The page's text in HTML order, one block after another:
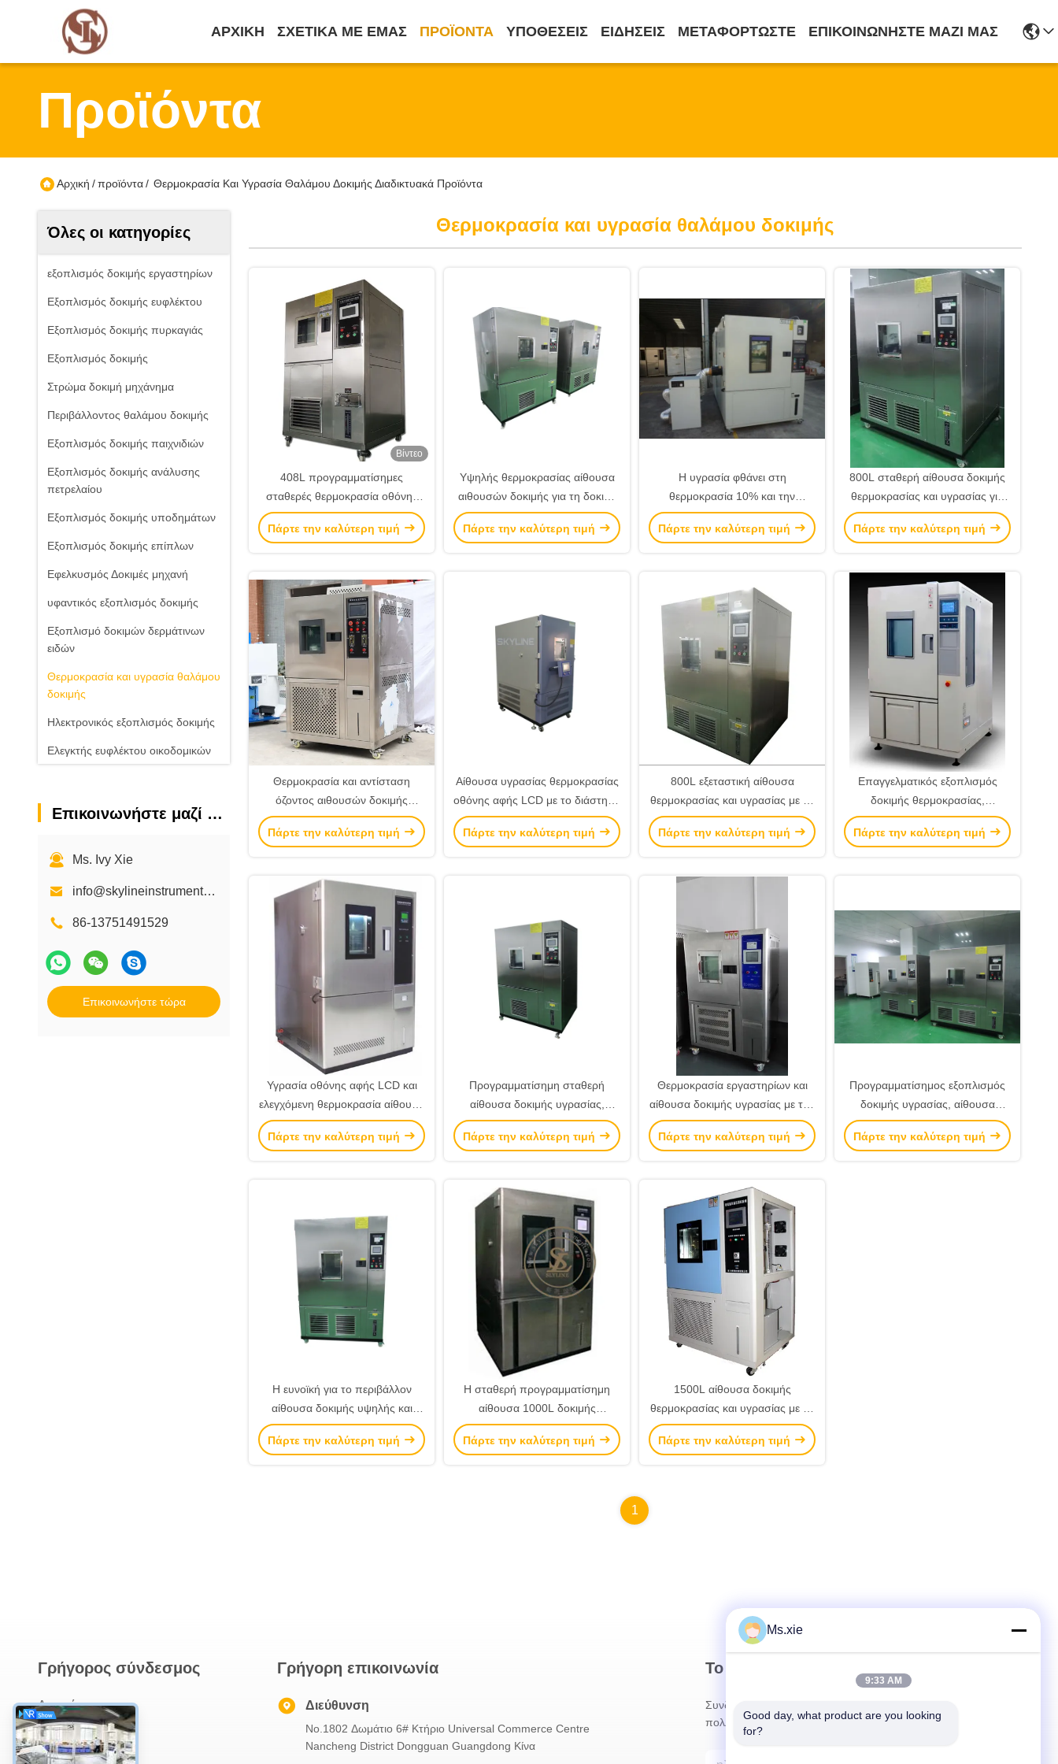
ΑΡΧΙΚΉ ΣΧΕΤΙΚΆ ΜΕ ΕΜΆΣ ΠΡΟΪΌΝΤΑ ΥΠΟΘΈΣΕΙΣ ΕΙΔΉΣΕΙΣ ΜΕΤΑΦΟΡΤΏΣΤΕ ΕΠΙΚΟΙΝΩΝΉΣΤΕ ΜΑΖΊ ΜΑΣ
Προϊόντα
Αρχική /προϊόντα/ Θερμοκρασία Και Υγρασία Θαλάμου Δοκιμής Διαδικτυακά Προϊόντα
Όλες οι κατηγορίες
εξοπλισμός δοκιμής εργαστηρίων
Εξοπλισμός δοκιμής ευφλέκτου
Εξοπλισμός δοκιμής πυρκαγιάς
Εξοπλισμός δοκιμής
Στρώμα δοκιμή μηχάνημα
Περιβάλλοντος θαλάμου δοκιμής
Εξοπλισμός δοκιμής παιχνιδιών
Εξοπλισμός δοκιμής ανάλυσης
πετρελαίου
Εξοπλισμός δοκιμής υποδημάτων
Εξοπλισμός δοκιμής επίπλων
Εφελκυσμός Δοκιμές μηχανή
υφαντικός εξοπλισμός δοκιμής
Εξοπλισμό δοκιμών δερμάτινων
ειδών
Θερμοκρασία και υγρασία θαλάμου
δοκιμής
Ηλεκτρονικός εξοπλισμός δοκιμής
Ελεγκτής ευφλέκτου οικοδομικών
υλικών
Επικοινωνήστε μαζί μας
Ms. Ivy Xie
info@skylineinstruments.com skylineinstruments@hotmail.com
86-13751491529
Επικοινωνήστε τώρα
Θερμοκρασία και υγρασία θαλάμου δοκιμής
Βίντεο
408L προγραμματίσημες
σταθερές θερμοκρασία οθόνης
αφής και αίθουσα δοκιμής
υγρασίας
Πάρτε την καλύτερη τιμή
Υψηλής θερμοκρασίας αίθουσα
αιθουσών δοκιμής για τη δοκιμή
της εκπομπής Ποε και
φορμαλδεΰδης
Πάρτε την καλύτερη τιμή
Η υγρασία φθάνει στη
θερμοκρασία 10% και την
εξεταστική αίθουσα υγρασίας με
τον αποξηραντή
Πάρτε την καλύτερη τιμή
800L σταθερή αίθουσα δοκιμής
θερμοκρασίας και υγρασίας για
ηλεκτρικός/κινητός
Πάρτε την καλύτερη τιμή
Θερμοκρασία και αντίσταση
όζοντος αιθουσών δοκιμής
υγρασίας
Πάρτε την καλύτερη τιμή
Αίθουσα υγρασίας θερμοκρασίας
οθόνης αφής LCD με το διάστημα
- αποταμίευση που σχεδιάζεται
Πάρτε την καλύτερη τιμή
800L εξεταστική αίθουσα
θερμοκρασίας και υγρασίας με τη
συσκευή προστασίας ασφάλειας
Πάρτε την καλύτερη τιμή
Επαγγελματικός εξοπλισμός
δοκιμής θερμοκρασίας,
κλιματολογική αίθουσα δοκιμής
οθόνης αφής 6,55 ίντσας
Πάρτε την καλύτερη τιμή
Υγρασία οθόνης αφής LCD και
ελεγχόμενη θερμοκρασία αίθουσα
για την αεροδιαστημική
βιομηχανία
Πάρτε την καλύτερη τιμή
Προγραμματίσημη σταθερή
αίθουσα δοκιμής υγρασίας,
μηχανή δοκιμής θερμοκρασίας
ανοξείδωτου
Πάρτε την καλύτερη τιμή
Θερμοκρασία εργαστηρίων και
αίθουσα δοκιμής υγρασίας με την
προγραμματίσημη οθόνη αφής
Πάρτε την καλύτερη τιμή
Προγραμματίσημος εξοπλισμός
δοκιμής υγρασίας, αίθουσα
δοκιμής θερμοκρασίας 408L
Contant
Πάρτε την καλύτερη τιμή
Η ευνοϊκή για το περιβάλλον
αίθουσα δοκιμής υψηλής και
χαμηλής θερμοκρασίας 1260 Λ
εύκολη λειτουργεί
Πάρτε την καλύτερη τιμή
Η σταθερή προγραμματίσημη
αίθουσα 1000L δοκιμής
θερμοκρασίας και υγρασίας
εύκολη λειτουργεί
Πάρτε την καλύτερη τιμή
1500L αίθουσα δοκιμής
θερμοκρασίας και υγρασίας με το
υλικό ανοξείδωτου 304
Πάρτε την καλύτερη τιμή
1
Γρήγορος σύνδεσμος
Αρχική
Σχετικά Με Εμάς
Προϊόντα
Γρήγορη επικοινωνία
Διεύθυνση
No.1802 Δωμάτιο 6# Κτήριο Universal Commerce Centre
Nancheng District Dongguan Guangdong Κίνα
Το Δελτίο Ενημέρωσης
Συνδρομηθείτε στο ενημερωτικό μας δελτίο για εκπτώσεις και
πολλά άλλα.
Ms.xie
9:33 AM
Good day, what product are you looking
for?